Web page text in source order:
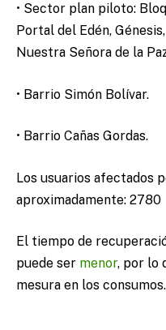
• Sector plan piloto:
Portal del Edén,
Nuestra Señora de la
• Barrio Simón Bolívar.
• Barrio Cañas Gordas.
Los usuarios afectados
aproximadamente: 2780
El tiempo de
puede ser menor, por lo
mesura en los consumos.